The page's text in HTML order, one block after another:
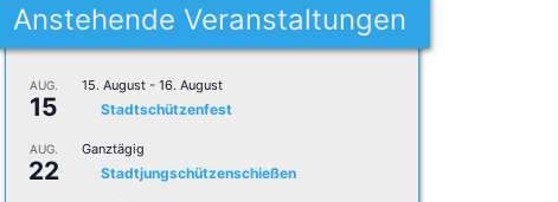
Anstehende Veranstaltungen
AUG.
15
15. August - 16. August
Stadtschützenfest
AUG.
22
Ganztägig
Stadtjungschützenschießen